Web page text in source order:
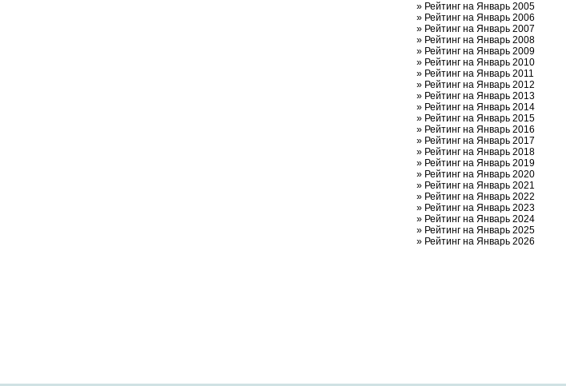
» Рейтинг на Январь 2005
» Рейтинг на Январь 2006
» Рейтинг на Январь 2007
» Рейтинг на Январь 2008
» Рейтинг на Январь 2009
» Рейтинг на Январь 2010
» Рейтинг на Январь 2011
» Рейтинг на Январь 2012
» Рейтинг на Январь 2013
» Рейтинг на Январь 2014
» Рейтинг на Январь 2015
» Рейтинг на Январь 2016
» Рейтинг на Январь 2017
» Рейтинг на Январь 2018
» Рейтинг на Январь 2019
» Рейтинг на Январь 2020
» Рейтинг на Январь 2021
» Рейтинг на Январь 2022
» Рейтинг на Январь 2023
» Рейтинг на Январь 2024
» Рейтинг на Январь 2025
» Рейтинг на Январь 2026